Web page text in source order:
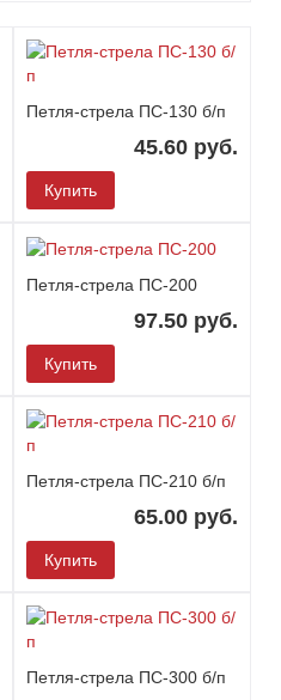
Петля-стрела ПС-130 б/п
45.60 руб.
Купить
Петля-стрела ПС-200
97.50 руб.
Купить
Петля-стрела ПС-210 б/п
65.00 руб.
Купить
Петля-стрела ПС-300 б/п